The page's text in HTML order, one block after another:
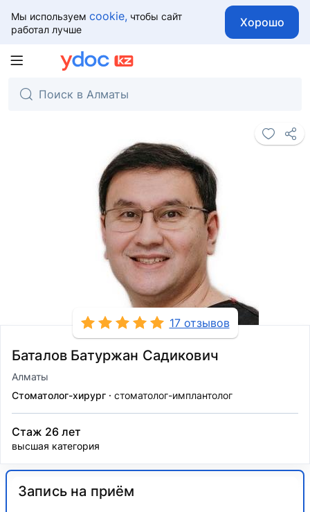
Мы используем cookie, чтобы сайт
работал лучше
Хорошо
17 отзывов
Баталов Батуржан Садикович
Алматы
Стоматолог-хирург
стоматолог-имплантолог
Стаж 26 лет
высшая категория
Запись на приём